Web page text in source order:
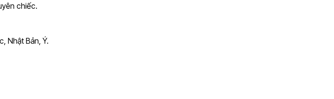
chiếc.
Nhật Bản, Ý.